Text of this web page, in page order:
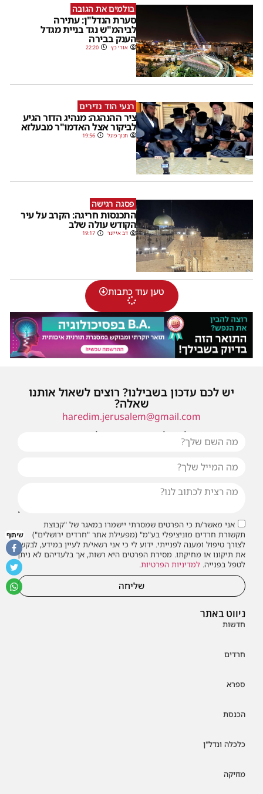
בולמים את הגובה
סערת הנדל"ן: עתירה
לביהמ"ש נגד בניית מגדל
הענק בבירה
אורי כץ 22:20
רגעי הוד נדירים
ציר ההנהגה: מנהיג הדור הגיע
לביקור אצל האדמו"ר מבעלזא
חנוך פוגל 19:56
פסגה רגישה
התכנסות חריגה: הקרב על עיר
הקודש עולה שלב
דב אייזנר 19:17
טען עוד כתבות
ניווט באתר
חדשות
חרדים
ספרא
הכנסת
כלכלה ונדל"ן
מוזיקה
יש לכם עדכון בשבילנו? רוצים לשאול אותנו
שאלה?
haredim.jerusalem@gmail.com
או שילחו אלינו פנייה ונחזור אליכם בהקדם
אני מאשר/ת כי הפרטים שמסרתי יישמרו במאגר של "קבוצת
תקשורת חרדים מוניציפלי בע"מ" (מפעילת אתר "חרדים ירושלים")
לצורך טיפול ומענה לפנייתי. ידוע לי כי אני רשאי/ת לעיין במידע, לבקש
את תיקונו או מחיקתו. מסירת הפרטים היא רשות, אך בלעדיהם לא ניתן
לטפל בפנייה. למדיניות הפרטיות.
שליחה
שיתוף